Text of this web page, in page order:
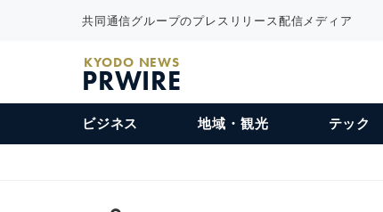
共同通信グループのプレスリリース配信メディア
KYODO NEWS
PRWIRE
ビジネス 地域・観光 テック